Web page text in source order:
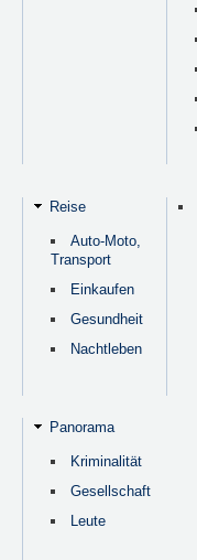
Reise
Auto-Moto,
Transport
Einkaufen
Gesundheit
Nachtleben
Panorama
Kriminalität
Gesellschaft
Leute